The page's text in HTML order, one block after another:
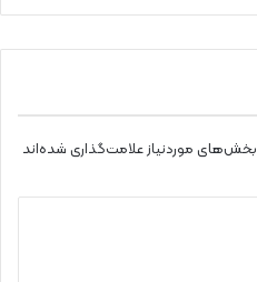
بخش‌های موردنیاز علامت‌گذاری شده‌اند